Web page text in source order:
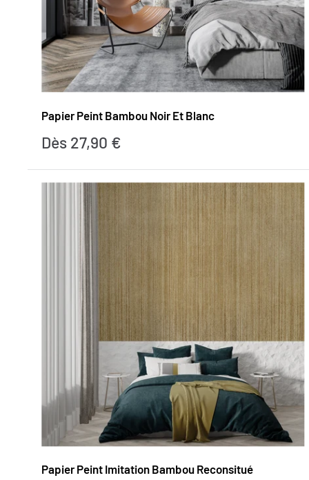
Papier Peint Bambou Noir Et Blanc
Prix
Dès 27,90 €
Papier Peint Imitation Bambou Reconsitué